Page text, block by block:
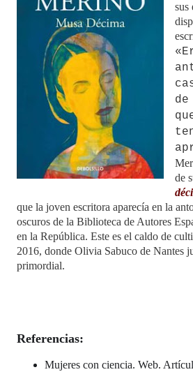
sus
de
que la joven escritora aparecía en la
oscuros de la Biblioteca de Autores
en la República. Este es el caldo de
2016, donde Olivia Sabuco de Nantes
primordial.
Referencias:
Mujeres con ciencia. Web.